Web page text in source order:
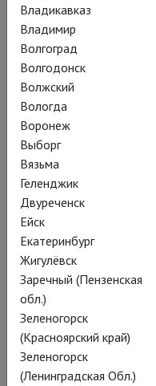
«Улитка на
Петра
братьев
ТЮЗе; первая
2025 года
четыре
родине
впервые
без
Владикавказ
Владимир
Волгоград
Волгодонск
Волжский
Вологда
Воронеж
Выборг
Вязьма
Геленджик
Двуреченск
Ейск
Екатеринбург
Жигулёвск
Заречный (Пензенская
обл.)
Зеленогорск
(Красноярский край)
Зеленогорск
(Ленинградская Обл.)